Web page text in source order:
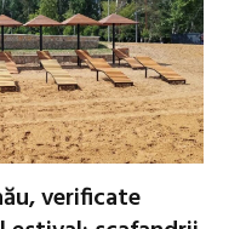
verificate